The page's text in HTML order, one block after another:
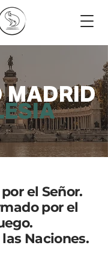
MADRID
el Señor.
por el
Naciones.